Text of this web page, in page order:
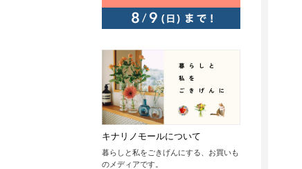
キナリノモールについて
暮らしと私をごきげんにする、お買いも
のメディアです。